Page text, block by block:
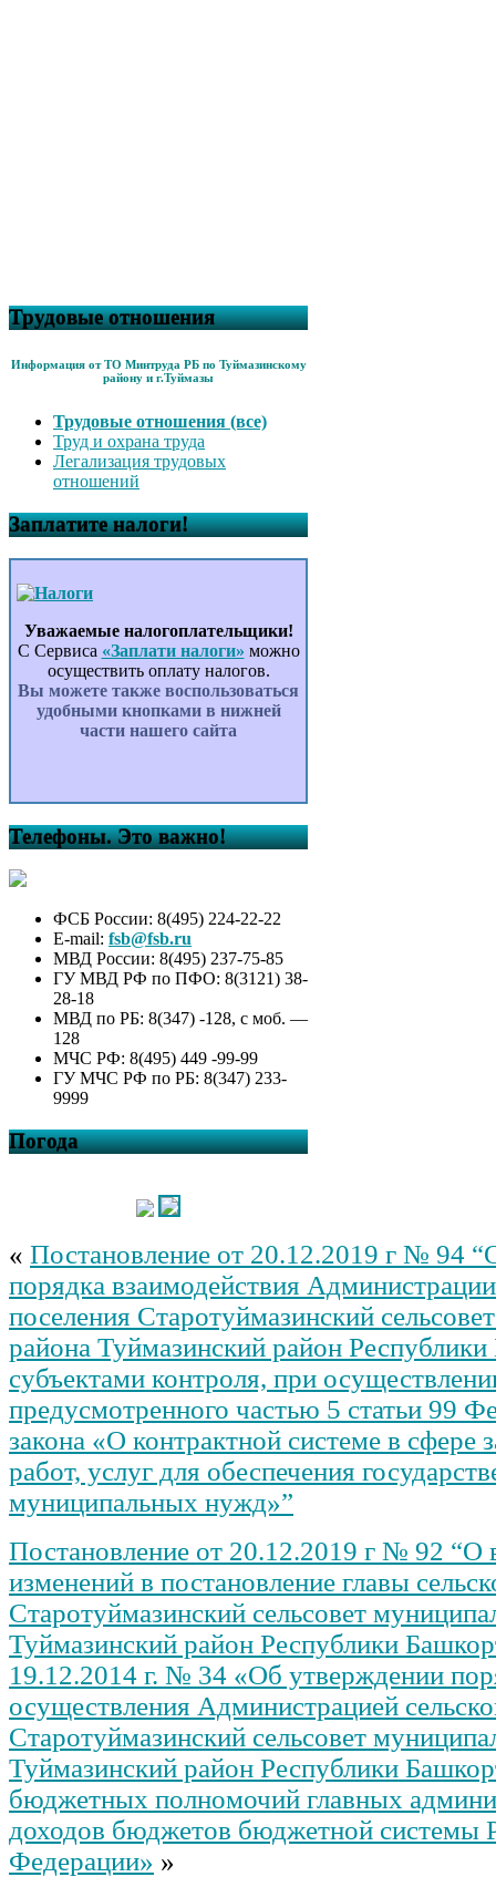
Трудовые отношения
Информация от ТО Минтруда РБ по Туймазинскому
району и г.Туймазы
Трудовые отношения (все)
Труд и охрана труда
Легализация трудовых
отношений
Заплатите налоги!
Уважаемые налогоплательщики!
С Сервиса «Заплати налоги» можно
осуществить оплату налогов.
Вы можете также воспользоваться
удобными кнопками в нижней
части нашего сайта
Телефоны. Это важно!
ФСБ России: 8(495) 224-22-22
E-mail: fsb@fsb.ru
МВД России: 8(495) 237-75-85
ГУ МВД РФ по ПФО: 8(3121) 38-
28-18
МВД по РБ: 8(347) -128, с моб. —
128
МЧС РФ: 8(495) 449 -99-99
ГУ МЧС РФ по РБ: 8(347) 233-
9999
Погода
« Постановление от 20.12.2019 г № 94
порядка взаимодействия Администрации
поселения Старотуймазинский
района Туймазинский район
субъектами контроля, при
предусмотренного частью 5 статьи 99
закона «О контрактной системе в сфере
работ, услуг для обеспечения
муниципальных нужд»”
Постановление от 20.12.2019 г № 92 “О
изменений в постановление главы
Старотуймазинский сельсовет
Туймазинский район Республики
19.12.2014 г. № 34 «Об утверждении
осуществления Администрацией
Старотуймазинский сельсовет
Туймазинский район Республики
бюджетных полномочий главных
доходов бюджетов бюджетной системы
Федерации» »